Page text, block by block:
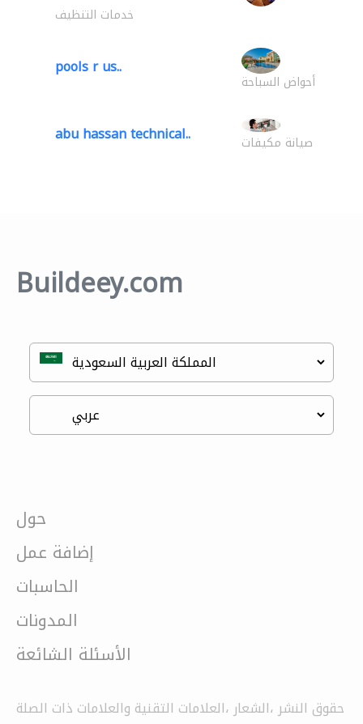
خدمات التنظيف
pools r us..
أحواض السباحة
abu hassan technical.. صيانة مكيفات
Buildeey.com
حول
إضافة عمل
الحاسبات
المدونات
الأسئلة الشائعة
حقوق النشر ،الشعار ،العلامات التقنية والعلامات ذات الصلة